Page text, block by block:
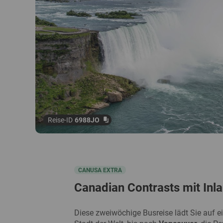
Reise-ID 6988JO
CANUSA EXTRA
Canadian Contrasts mit
Diese zweiwöchige Busreise lädt Sie auf